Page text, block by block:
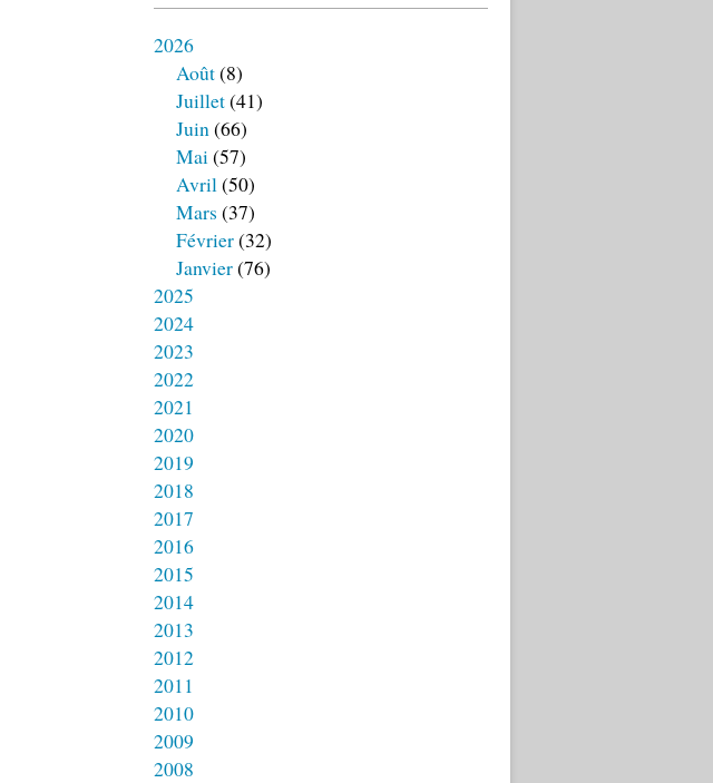
2026
Août(8)
Juillet(41)
Juin(66)
Mai(57)
Avril(50)
Mars (37)
Février(32)
Janvier(76)
2025
2024
2023
2022
2021
2020
2019
2018
2017
2016
2015
2014
2013
2012
2011
2010
2009
2008